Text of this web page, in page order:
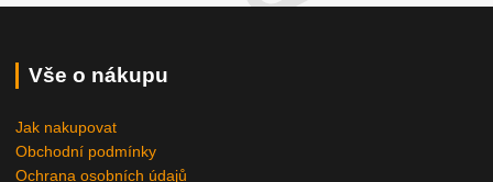
Vše o nákupu
Jak nakupovat
Obchodní podmínky
Ochrana osobních údajů